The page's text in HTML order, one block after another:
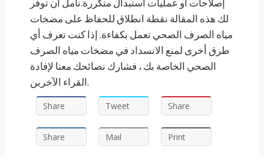
إصلاحات أو عمليات استبدال متكررة.نأمل أن توفر
لك هذه المقالة نقطة انطلاق للحفاظ على مضخات
مياه الصرف الصحي تعمل بكفاءة. إذا كنت تعرف أي
طرق أخرى لمنع الانسداد في مضخات مياه الصرف
الصحي الخاصة بك ، فشارك نصائحك معنا لإفادة
القراء الآخرين.
Share Tweet Share
Share Mail Print